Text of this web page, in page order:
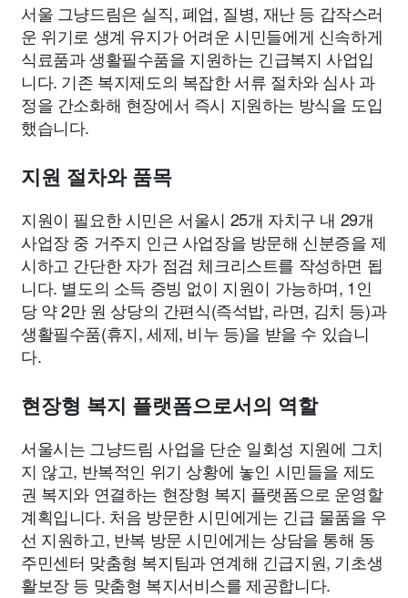
서울 그냥드림은 실직, 폐업, 질병, 재난 등 갑작스러
운 위기로 생계 유지가 어려운 시민들에게 신속하게
식료품과 생활필수품을 지원하는 긴급복지 사업입
니다. 기존 복지제도의 복잡한 서류 절차와 심사 과
정을 간소화해 현장에서 즉시 지원하는 방식을 도입
했습니다.
지원 절차와 품목
지원이 필요한 시민은 서울시 25개 자치구 내 29개
사업장 중 거주지 인근 사업장을 방문해 신분증을 제
시하고 간단한 자가 점검 체크리스트를 작성하면 됩
니다. 별도의 소득 증빙 없이 지원이 가능하며, 1인
당 약 2만 원 상당의 간편식(즉석밥, 라면, 김치 등)과
생활필수품(휴지, 세제, 비누 등)을 받을 수 있습니
다.
현장형 복지 플랫폼으로서의 역할
서울시는 그냥드림 사업을 단순 일회성 지원에 그치
지 않고, 반복적인 위기 상황에 놓인 시민들을 제도
권 복지와 연결하는 현장형 복지 플랫폼으로 운영할
계획입니다. 처음 방문한 시민에게는 긴급 물품을 우
선 지원하고, 반복 방문 시민에게는 상담을 통해 동
주민센터 맞춤형 복지팀과 연계해 긴급지원, 기초생
활보장 등 맞춤형 복지서비스를 제공합니다.